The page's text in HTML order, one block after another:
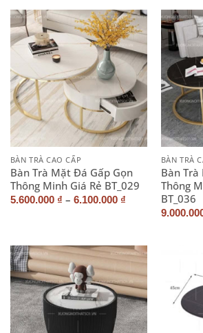
BÀN TRÀ CAO CẤP
Bàn Trà Mặt Đá Gấp Gọn
Thông Minh Giá Rẻ BT_029
5.600.000 ₫ – 6.100.000 ₫
BÀN TRÀ
Bàn
Thông
BT_036